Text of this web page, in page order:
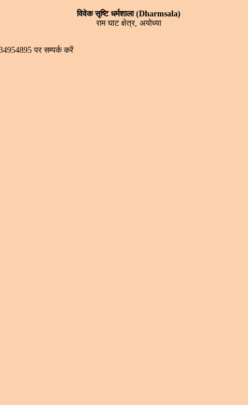
विवेक सृष्टि धर्मशाला (Dharmsala)
राम घाट क्षेत्र, अयोध्या
पर सम्पर्क करें